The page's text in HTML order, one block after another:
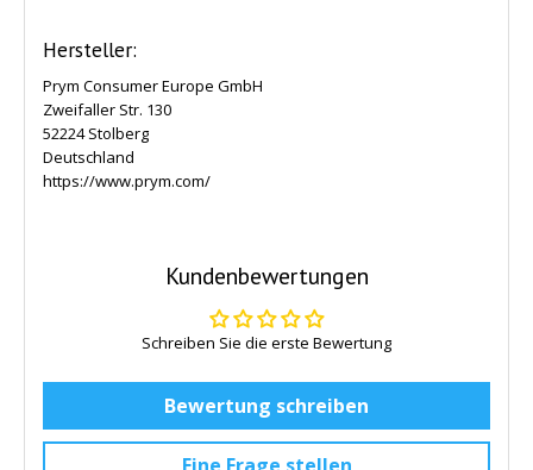
Hersteller:
Prym Consumer Europe GmbH
Zweifaller Str. 130
52224 Stolberg
Deutschland
https://www.prym.com/
Kundenbewertungen
Schreiben Sie die erste Bewertung
Bewertung schreiben